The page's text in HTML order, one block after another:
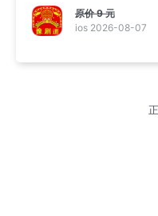
原价9 元
ios 2026-08-07